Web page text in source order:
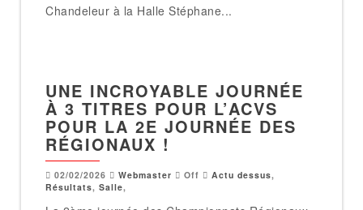
Chandeleur à la Halle Stéphane...
UNE INCROYABLE JOURNÉE
À 3 TITRES POUR L’ACVS
POUR LA 2E JOURNÉE DES
RÉGIONAUX !
02/02/2026 Webmaster Off Actu dessus,
Résultats, Salle,